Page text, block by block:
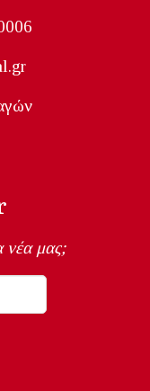
νέα μας;